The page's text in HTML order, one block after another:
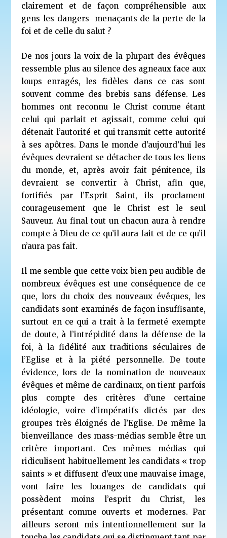
clairement et de façon compréhensible aux
gens les dangers menaçants de la perte de la
foi et de celle du salut ?
De nos jours la voix de la plupart des évêques
ressemble plus au silence des agneaux face aux
loups enragés, les fidèles dans ce cas sont
souvent comme des brebis sans défense. Les
hommes ont reconnu le Christ comme étant
celui qui parlait et agissait, comme celui qui
détenait l’autorité et qui transmit cette autorité
à ses apôtres. Dans le monde d’aujourd’hui les
évêques devraient se détacher de tous les liens
du monde, et, après avoir fait pénitence, ils
devraient se convertir à Christ, afin que,
fortifiés par l’Esprit Saint, ils proclament
courageusement que le Christ est le seul
Sauveur. Au final tout un chacun aura à rendre
compte à Dieu de ce qu’il aura fait et de ce qu’il
n’aura pas fait.
Il me semble que cette voix bien peu audible de
nombreux évêques est une conséquence de ce
que, lors du choix des nouveaux évêques, les
candidats sont examinés de façon insuffisante,
surtout en ce qui a trait à la fermeté exempte
de doute, à l’intrépidité dans la défense de la
foi, à la fidélité aux traditions séculaires de
l’Eglise et à la piété personnelle. De toute
évidence, lors de la nomination de nouveaux
évêques et même de cardinaux, on tient parfois
plus compte des critères d’une certaine
idéologie, voire d’impératifs dictés par des
groupes très éloignés de l’Eglise. De même la
bienveillance des mass-médias semble être un
critère important. Ces mêmes médias qui
ridiculisent habituellement les candidats « trop
saints » et diffusent d’eux une mauvaise image,
vont faire les louanges de candidats qui
possèdent moins l’esprit du Christ, les
présentant comme ouverts et modernes. Par
ailleurs seront mis intentionnellement sur la